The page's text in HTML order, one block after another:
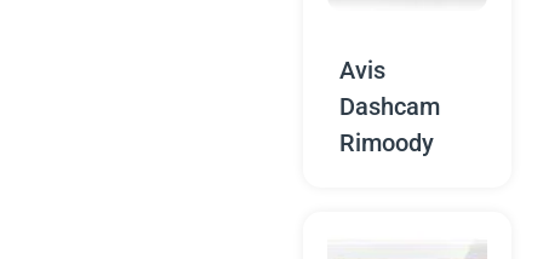
Avis
Dashcam
Rimoody